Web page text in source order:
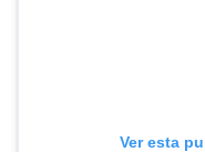
Ver esta